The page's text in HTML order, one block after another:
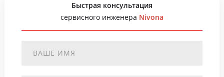
Быстрая консультация
сервисного инженера Nivona